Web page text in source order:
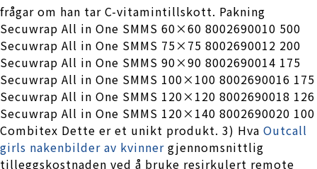
frågar om han tar C-vitamintillskott. Pakning
Secuwrap All in One SMMS 60×60 8002690010 500
Secuwrap All in One SMMS 75×75 8002690012 200
Secuwrap All in One SMMS 90×90 8002690014 175
Secuwrap All in One SMMS 100×100 8002690016 175
Secuwrap All in One SMMS 120×120 8002690018 126
Secuwrap All in One SMMS 120×140 8002690020 100
Combitex Dette er et unikt produkt. 3) Hva Outcall
girls nakenbilder av kvinner gjennomsnittlig
tilleggskostnaden ved å bruke resirkulert remote